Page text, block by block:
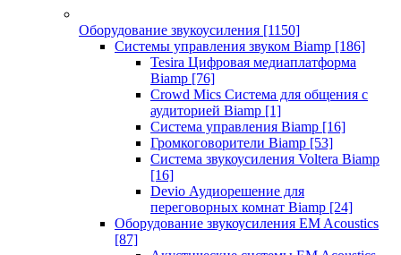
Оборудование звукоусиления [1150]
Системы управления звуком Biamp [186]
Tesira Цифровая медиаплатформа
Biamp [76]
Crowd Mics Система для общения с
аудиторией Biamp [1]
Система управления Biamp [16]
Громкоговорители Biamp [53]
Система звукоусиления Voltera Biamp
[16]
Devio Аудиорешение для
переговорных комнат Biamp [24]
Оборудование звукоусиления EM Acoustics
[87]